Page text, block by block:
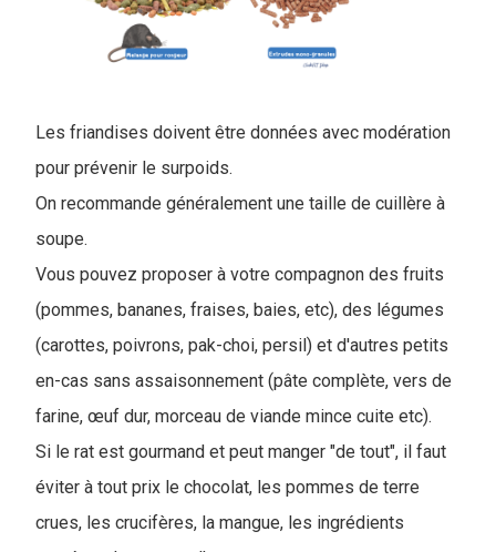
Les friandises doivent être données avec modération
pour prévenir le surpoids.
On recommande généralement une taille de cuillère à
soupe.
Vous pouvez proposer à votre compagnon des fruits
(pommes, bananes, fraises, baies, etc), des légumes
(carottes, poivrons, pak-choi, persil) et d'autres petits
en-cas sans assaisonnement (pâte complète, vers de
farine, œuf dur, morceau de viande mince cuite etc).
Si le rat est gourmand et peut manger "de tout", il faut
éviter à tout prix le chocolat, les pommes de terre
crues, les crucifères, la mangue, les ingrédients